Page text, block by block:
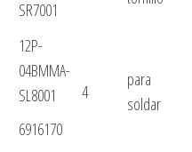
SR7001
12P-
04BMMA-
SL8001
6916170
4
para
soldar